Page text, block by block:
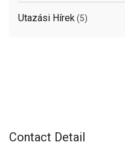
Utazási Hírek(5)
Contact Detail